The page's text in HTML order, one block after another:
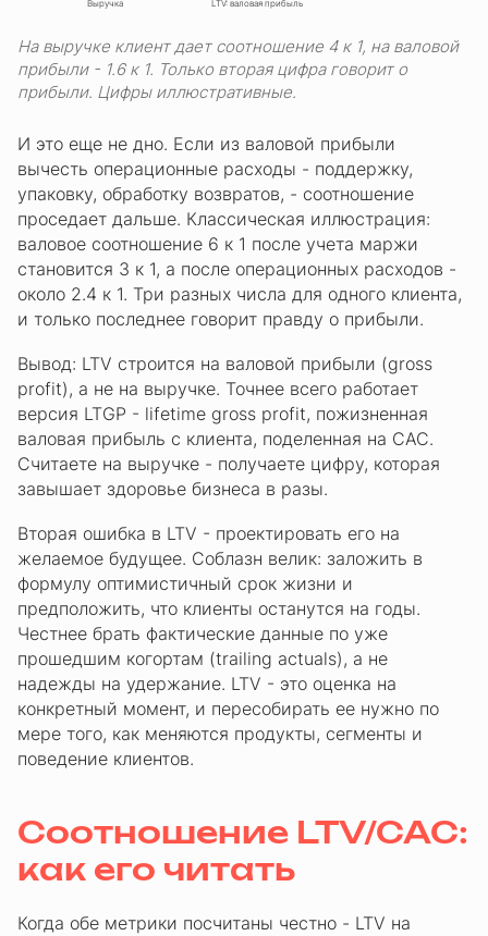
Выручка LTV: валовая прибыль
На выручке клиент дает соотношение 4 к 1, на валовой
прибыли - 1.6 к 1. Только вторая цифра говорит о
прибыли. Цифры иллюстративные.
И это еще не дно. Если из валовой прибыли
вычесть операционные расходы - поддержку,
упаковку, обработку возвратов, - соотношение
проседает дальше. Классическая иллюстрация:
валовое соотношение 6 к 1 после учета маржи
становится 3 к 1, а после операционных расходов -
около 2.4 к 1. Три разных числа для одного клиента,
и только последнее говорит правду о прибыли.
Вывод: LTV строится на валовой прибыли (gross
profit), а не на выручке. Точнее всего работает
версия LTGP - lifetime gross profit, пожизненная
валовая прибыль с клиента, поделенная на CAC.
Считаете на выручке - получаете цифру, которая
завышает здоровье бизнеса в разы.
Вторая ошибка в LTV - проектировать его на
желаемое будущее. Соблазн велик: заложить в
формулу оптимистичный срок жизни и
предположить, что клиенты останутся на годы.
Честнее брать фактические данные по уже
прошедшим когортам (trailing actuals), а не
надежды на удержание. LTV - это оценка на
конкретный момент, и пересобирать ее нужно по
мере того, как меняются продукты, сегменты и
поведение клиентов.
Соотношение LTV/CAC:
как его читать
Когда обе метрики посчитаны честно - LTV на